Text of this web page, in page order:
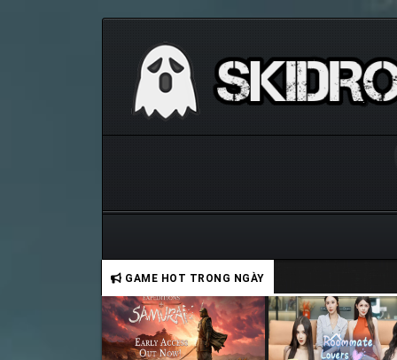
GAME HOT TRONG NGÀY